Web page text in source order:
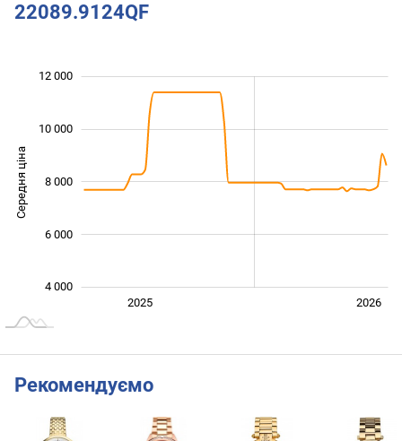
22089.9124QF
Середня ціна 10 000
4 000
6 000
8 000
10 000
12 000
2026
2025
Рекомендуємо